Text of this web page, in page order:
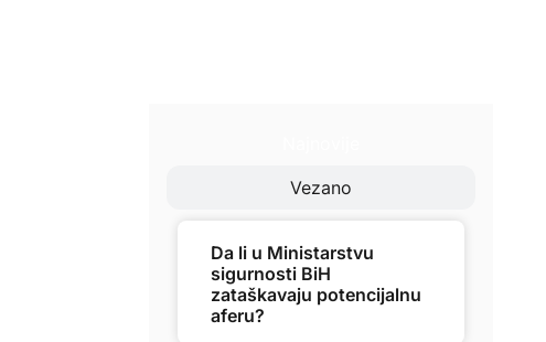
Vezano
Da li u Ministarstvu
sigurnosti BiH
zataškavaju potencijalnu
aferu?